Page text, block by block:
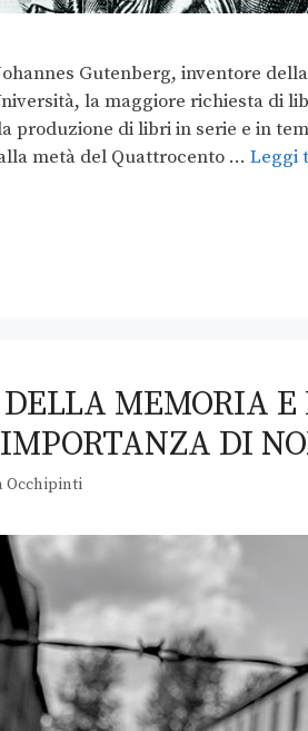
Gutenberg, inventore
la maggiore richiesta di
produzione di libri in serie e in
metà del Quattrocento … Leggi
MEMORIA
DI
Occhipinti